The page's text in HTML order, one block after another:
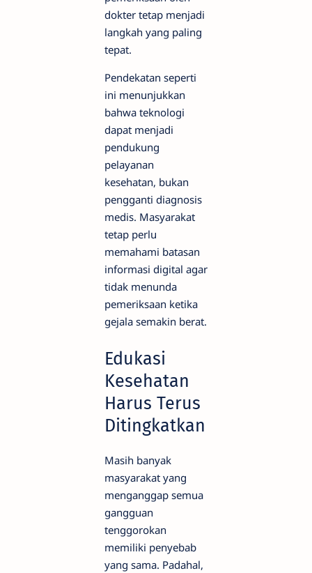
dokter tetap menjadi
langkah yang paling
tepat.
Pendekatan seperti
ini menunjukkan
bahwa teknologi
dapat menjadi
pendukung
pelayanan
kesehatan, bukan
pengganti diagnosis
medis. Masyarakat
tetap perlu
memahami batasan
informasi digital agar
tidak menunda
pemeriksaan ketika
gejala semakin berat.
Edukasi
Kesehatan
Harus Terus
Ditingkatkan
Masih banyak
masyarakat yang
menganggap semua
gangguan
tenggorokan
memiliki penyebab
yang sama. Padahal,